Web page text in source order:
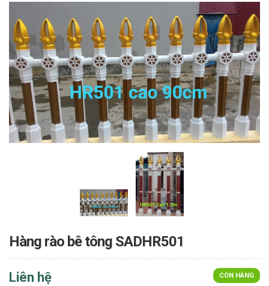
Hàng rào bê tông SADHR501
CÒN HÀNG
Liên hệ